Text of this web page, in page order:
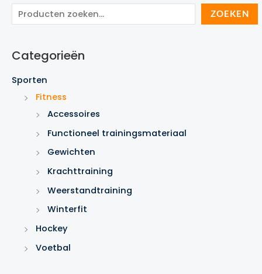
o
k
e
ZOEKEN
Categorieën
Sporten
Fitness
Accessoires
Functioneel trainingsmateriaal
Gewichten
Krachttraining
Weerstandtraining
Winterfit
Hockey
Voetbal